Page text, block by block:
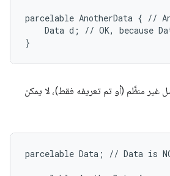
parcelable AnotherData { //
Data d; // OK, because
غير منظَّم (أو تم تعريفه فقط)، لا يمكن
parcelable Data; // Data is